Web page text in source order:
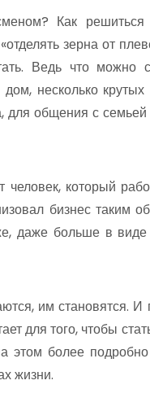
Как
зерна от
Ведь что можно
несколько
общения с
который
бизнес таким
даже больше в виде
им становятся. И
для того, чтобы
этом более
жизни.